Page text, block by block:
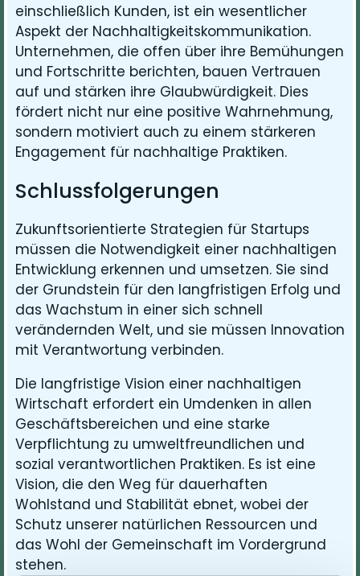
einschließlich Kunden, ist ein wesentlicher
Aspekt der Nachhaltigkeitskommunikation.
Unternehmen, die offen über ihre Bemühungen
und Fortschritte berichten, bauen Vertrauen
auf und stärken ihre Glaubwürdigkeit. Dies
fördert nicht nur eine positive Wahrnehmung,
sondern motiviert auch zu einem stärkeren
Engagement für nachhaltige Praktiken.
Schlussfolgerungen
Zukunftsorientierte Strategien für Startups
müssen die Notwendigkeit einer nachhaltigen
Entwicklung erkennen und umsetzen. Sie sind
der Grundstein für den langfristigen Erfolg und
das Wachstum in einer sich schnell
verändernden Welt, und sie müssen Innovation
mit Verantwortung verbinden.
Die langfristige Vision einer nachhaltigen
Wirtschaft erfordert ein Umdenken in allen
Geschäftsbereichen und eine starke
Verpflichtung zu umweltfreundlichen und
sozial verantwortlichen Praktiken. Es ist eine
Vision, die den Weg für dauerhaften
Wohlstand und Stabilität ebnet, wobei der
Schutz unserer natürlichen Ressourcen und
das Wohl der Gemeinschaft im Vordergrund
stehen.